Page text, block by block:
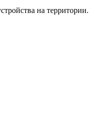
на территории.